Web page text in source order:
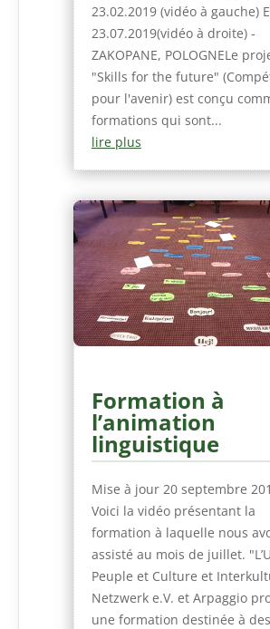
23.02.2019 (vidéo à gauche)
23.07.2019(vidéo à droite) -
ZAKOPANE, POLOGNELe
"Skills for the future"
pour l'avenir) est conçu
formations qui sont...
lire plus
Formation à
l’animation
linguistique
Mise à jour 20 septembre
Voici la vidéo présentant la
formation à laquelle nous
assisté au mois de juillet.
Peuple et Culture et
Netzwerk e.V. et Arpaggio
une formation destinée à des